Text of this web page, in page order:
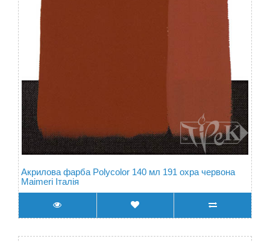
Акрилова фарба Polycolor 140 мл 191 охра червона
Maimeri Італія